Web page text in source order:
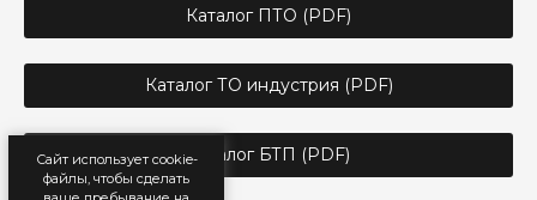
Сайт использует cookie-
файлы, чтобы сделать
Каталог ПТО (PDF)
Каталог ТО индустрия (PDF)
Каталог БТП (PDF)